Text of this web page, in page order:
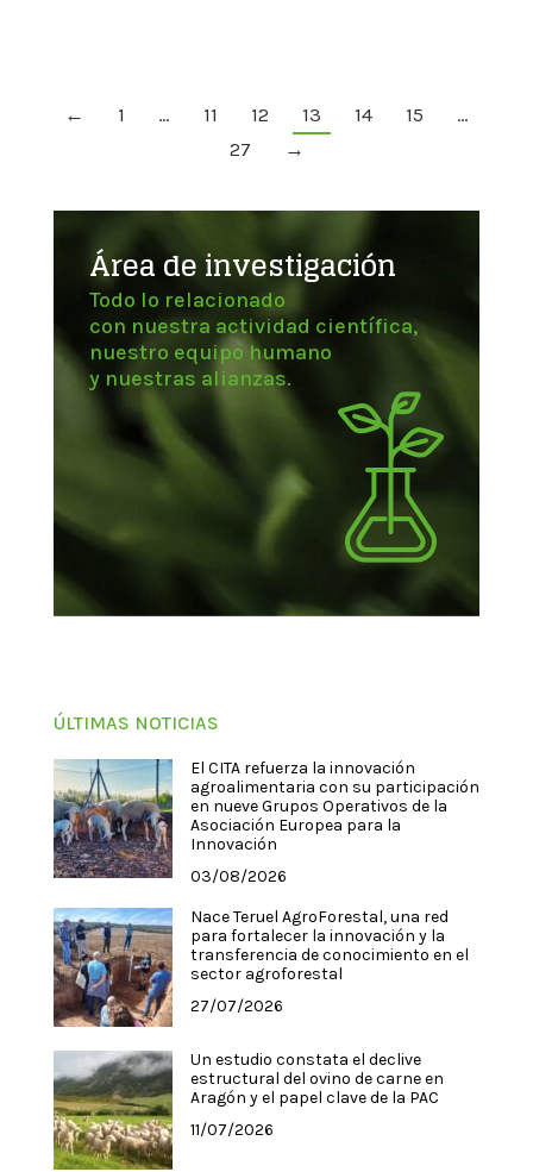
← 1 … 11 12 13 14 15
…
27
→
Área de investigación
Todo lo relacionado
con nuestra actividad científica,
nuestro equipo humano
y nuestras alianzas.
ÚLTIMAS NOTICIAS
El CITA refuerza la innovación
agroalimentaria con su participación
en nueve Grupos Operativos de la
Asociación Europea para la
Innovación
03/08/2026
Nace Teruel AgroForestal, una red
para fortalecer la innovación y la
transferencia de conocimiento en el
sector agroforestal
27/07/2026
Un estudio constata el declive
estructural del ovino de carne en
Aragón y el papel clave de la PAC
11/07/2026